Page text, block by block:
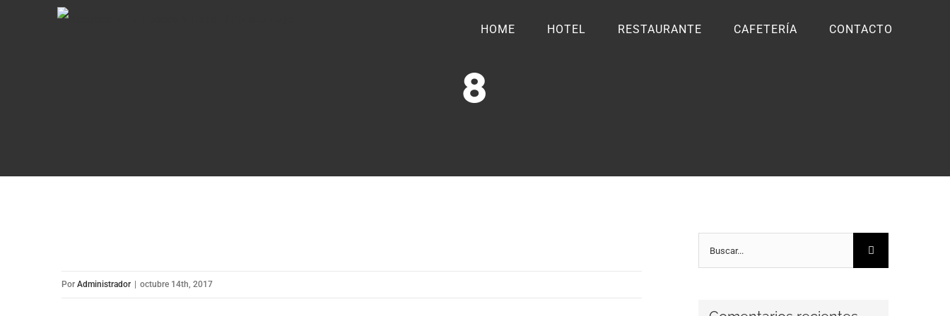
HOME HOTEL RESTAURANTE CAFETERÍA CONTACTO
8
Por Administrador octubre 14th, 2017